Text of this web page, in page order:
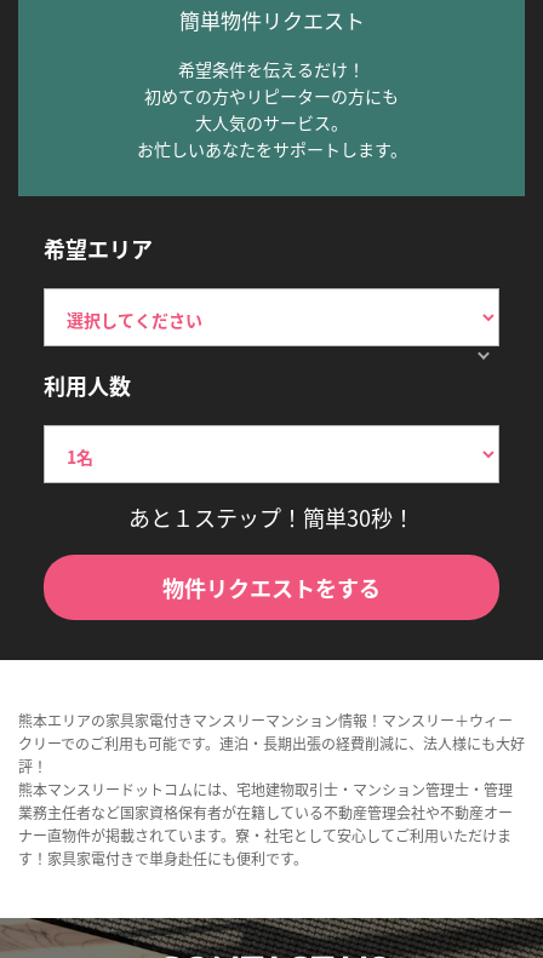
簡単物件リクエスト
希望条件を伝えるだけ！
初めての方やリピーターの方にも
大人気のサービス。
お忙しいあなたをサポートします。
希望エリア
利用人数
あと１ステップ！簡単30秒！
物件リクエストをする
熊本エリアの家具家電付きマンスリーマンション情報！マンスリー＋ウィー
クリーでのご利用も可能です。連泊・長期出張の経費削減に、法人様にも大好
評！
熊本マンスリードットコムには、宅地建物取引士・マンション管理士・管理
業務主任者など国家資格保有者が在籍している不動産管理会社や不動産オー
ナー直物件が掲載されています。寮・社宅として安心してご利用いただけま
す！家具家電付きで単身赴任にも便利です。